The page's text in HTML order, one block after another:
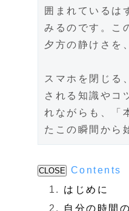
囲まれているは
みるのです。こ
夕方の静けさを
スマホを閉じる
される知識やコ
れながらも、「
たこの瞬間から
CLOSE Contents
はじめに
自分の時間